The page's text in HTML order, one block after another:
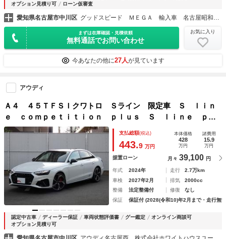
オプション見積り可
ローン仮審査
愛知県名古屋市中川区
まずは在庫確認・見積依頼
無料通話でお問い合わせ
お気に入り
今あなたの他に27人が見ています
アウディ
Ａ４ ４５ＴＦＳＩクワトロ Ｓライン 限定車 Ｓ ｌｉｎ
ｅ ｃｏｍｐｅｔｉｔｉｏｎ ｐｌｕｓ Ｓ ｌｉｎｅ ｐｌ
ｕｓ パッケージ Ｓ ｌｉｎｅ インテリアプラスパッケー
支払総額(税込)
443.9 万円
本体価格
428
万円
諸費用
15.9
万円
据置ローン 月々 39,100 円
年式 2024年 走行
2.7万km
車検
2027年2月 排気
2000cc
整備
法定整備付 修復
なし
保証
保証付 (2028(令和10)年2月まで・走行無
認定中古車 ディーラー保証 車両状態評価書 グー鑑定
オンライン商談可
オプション見積り可